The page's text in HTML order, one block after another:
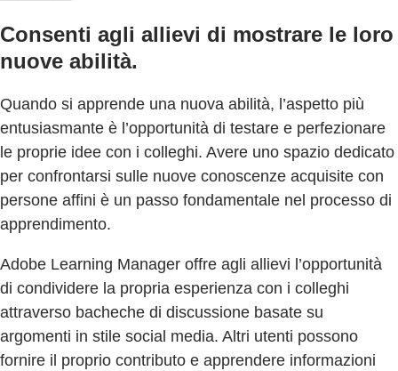
Consenti agli allievi di mostrare le loro
nuove abilità.
Quando si apprende una nuova abilità, l’aspetto più
entusiasmante è l’opportunità di testare e perfezionare
le proprie idee con i colleghi. Avere uno spazio dedicato
per confrontarsi sulle nuove conoscenze acquisite con
persone affini è un passo fondamentale nel processo di
apprendimento.
Adobe Learning Manager offre agli allievi l’opportunità
di condividere la propria esperienza con i colleghi
attraverso bacheche di discussione basate su
argomenti in stile social media. Altri utenti possono
fornire il proprio contributo e apprendere informazioni